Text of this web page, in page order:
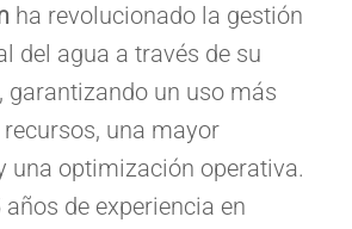
ha revolucionado la gestión
del agua a través de su
garantizando un uso más
una mayor
una optimización operativa.
de experiencia en